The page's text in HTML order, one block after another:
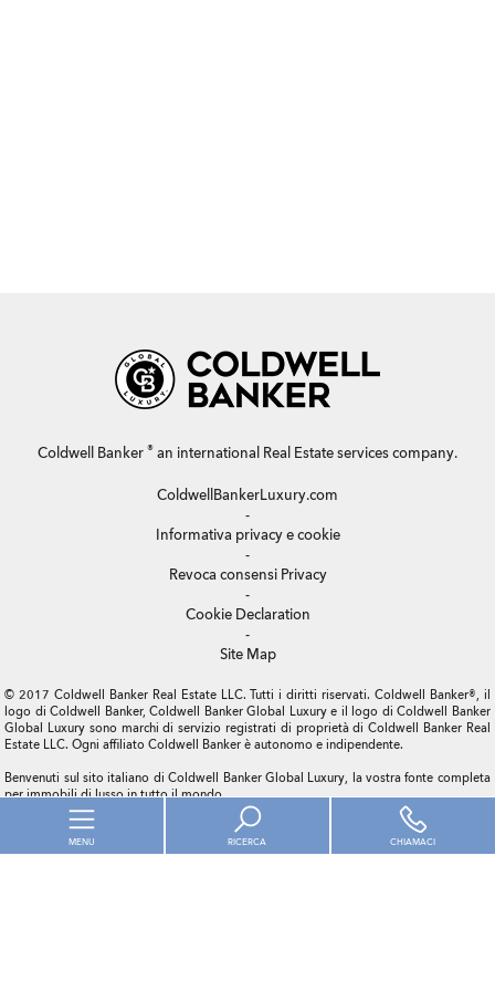
Coldwell Banker ® an international Real Estate services company.
ColdwellBankerLuxury.com
-
Informativa privacy e cookie
-
Revoca consensi Privacy
-
Cookie Declaration
-
Site Map
© 2017 Coldwell Banker Real Estate LLC. Tutti i diritti riservati. Coldwell Banker®, il
logo di Coldwell Banker, Coldwell Banker Global Luxury e il logo di Coldwell Banker
Global Luxury sono marchi di servizio registrati di proprietà di Coldwell Banker Real
Estate LLC. Ogni affiliato Coldwell Banker è autonomo e indipendente.
Benvenuti sul sito italiano di Coldwell Banker Global Luxury, la vostra fonte completa
per immobili di lusso in tutto il mondo.
Come leader mondiali nella commercializzazione di immobili di lusso, gli specialisti di
Coldwell Banker Global Luxury sono, con discrezione, al servizio dei clienti più
influenti e di successo del nostro tempo, assistendoli nelle operazioni immobiliari che
MENU RICERCA CHIAMACI